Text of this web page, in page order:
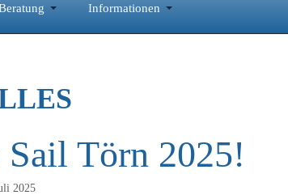
Informationen
Sail Törn 2025!
2025